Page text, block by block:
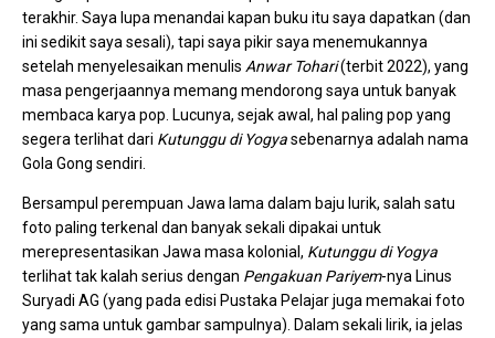
terakhir. Saya lupa menandai kapan buku itu saya dapatkan (dan
ini sedikit saya sesali), tapi saya pikir saya menemukannya
setelah menyelesaikan menulis Anwar Tohari(terbit 2022), yang
masa pengerjaannya memang mendorong saya untuk banyak
membaca karya pop. Lucunya, sejak awal, hal paling pop yang
segera terlihat dari Kutunggu di Yogyasebenarnya adalah nama
Gola Gong sendiri.
Bersampul perempuan Jawa lama dalam baju lurik, salah satu
foto paling terkenal dan banyak sekali dipakai untuk
merepresentasikan Jawa masa kolonial, Kutunggu di Yogya
terlihat tak kalah serius dengan Pengakuan Pariyem-nya Linus
Suryadi AG (yang pada edisi Pustaka Pelajar juga memakai foto
yang sama untuk gambar sampulnya). Dalam sekali lirik, ia jelas